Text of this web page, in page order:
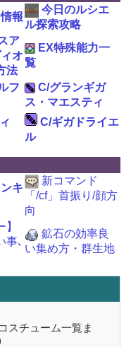
報
今日のルシエ
ル探索攻略
ア
オ
法
EX特殊能力一
覧
フ
C/グランギガ
ス・マエスティ
C/ギガドライエ
ル
キ
新コマンド
「/cf」首振り/顔方
向
事､
鉱石の効率良
い集め方・群生地
スチューム一覧ま